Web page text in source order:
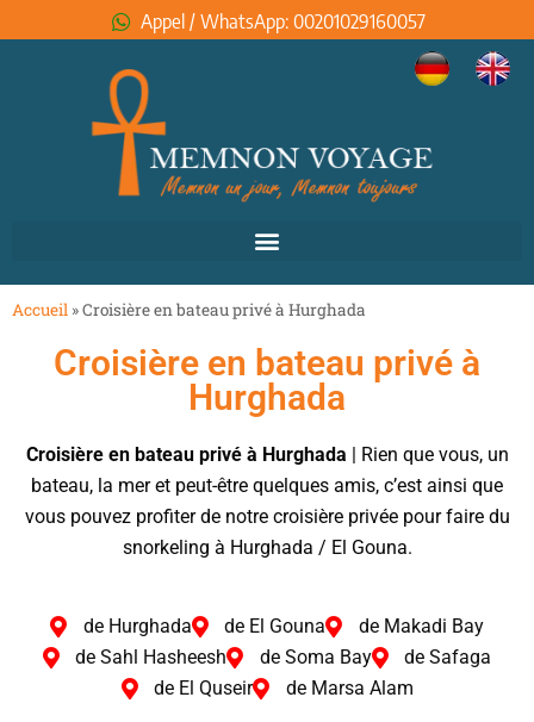
Appel / WhatsApp: 00201029160057
Accueil »Croisière en bateau privé à Hurghada
Croisière en bateau privé à
Hurghada
Croisière en bateau privé à Hurghada | Rien que vous, un
bateau, la mer et peut-être quelques amis, c’est ainsi que
vous pouvez profiter de notre croisière privée pour faire du
snorkeling à Hurghada / El Gouna.
de Hurghada de El Gouna
de Makadi Bay
de Sahl Hasheesh
de Soma Bay
de Safaga
de El Quseir
de Marsa Alam